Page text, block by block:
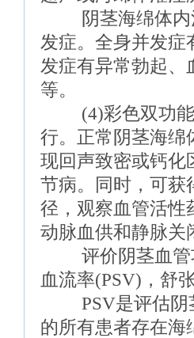
阴茎海绵体内注
发症。全身并发症
发症有异常勃起、
等。
(4)彩色双功能
行。正常阴茎海绵
现回声致密或钙化
节病。同时，可获
径，观察血管活性
动脉血供和静脉关
评价阴茎血管功
血流率(PSV)，舒
PSV是评估阴茎
的所有患者存在海